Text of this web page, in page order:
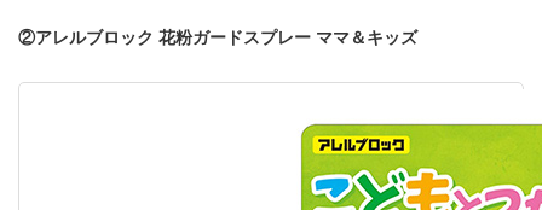
②アレルブロック 花粉ガードスプレー ママ＆キッズ